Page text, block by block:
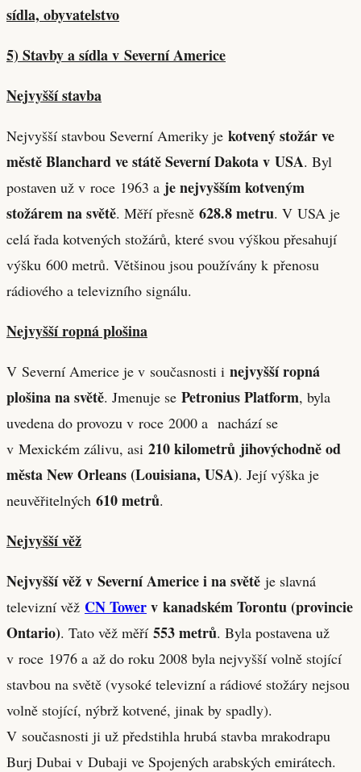
sídla, obyvatelstvo
5) Stavby a sídla v Severní Americe
Nejvyšší stavba
Nejvyšší stavbou Severní Ameriky je kotvený stožár ve
městě Blanchard ve státě Severní Dakota v USA. Byl
postaven už v roce 1963 a je nejvyšším kotveným
stožárem na světě. Měří přesně 628.8 metru. V USA je
celá řada kotvených stožárů, které svou výškou přesahují
výšku 600 metrů. Většinou jsou používány k přenosu
rádiového a televizního signálu.
Nejvyšší ropná plošina
V Severní Americe je v současnosti i nejvyšší ropná
plošina na světě. Jmenuje se Petronius Platform, byla
uvedena do provozu v roce 2000 a nachází se
v Mexickém zálivu, asi 210 kilometrů jihovýchodně od
města New Orleans (Louisiana, USA). Její výška je
neuvěřitelných 610 metrů.
Nejvyšší věž
Nejvyšší věž v Severní Americe i na světě je slavná
televizní věž CN Towerv kanadském Torontu (provincie
Ontario). Tato věž měří 553 metrů. Byla postavena už
v roce 1976 a až do roku 2008 byla nejvyšší volně stojící
stavbou na světě (vysoké televizní a rádiové stožáry nejsou
volně stojící, nýbrž kotvené, jinak by spadly).
V současnosti ji už předstihla hrubá stavba mrakodrapu
Burj Dubai v Dubaji ve Spojených arabských emirátech.